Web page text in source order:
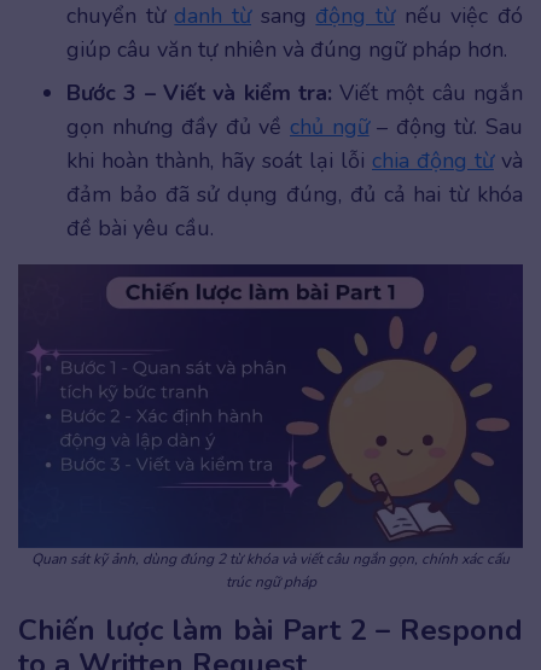
chuyển từ danh từsang động từnếu việc đó
giúp câu văn tự nhiên và đúng ngữ pháp hơn.
Bước 3 – Viết và kiểm tra: Viết một câu ngắn
gọn nhưng đầy đủ về chủ ngữ– động từ. Sau
khi hoàn thành, hãy soát lại lỗi chia động từvà
đảm bảo đã sử dụng đúng, đủ cả hai từ khóa
đề bài yêu cầu.
Quan sát kỹ ảnh, dùng đúng 2 từ khóa và viết câu ngắn gọn, chính xác cấu
trúc ngữ pháp
Chiến lược làm bài Part 2 – Respond